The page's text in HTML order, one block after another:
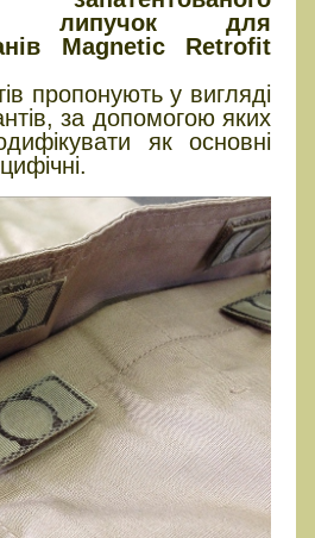
липучок для
Magnetic Retrofit
пропонують у вигляді
за допомогою яких
як основні